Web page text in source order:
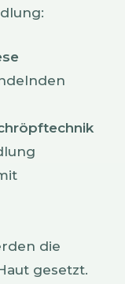
die
gesetzt.